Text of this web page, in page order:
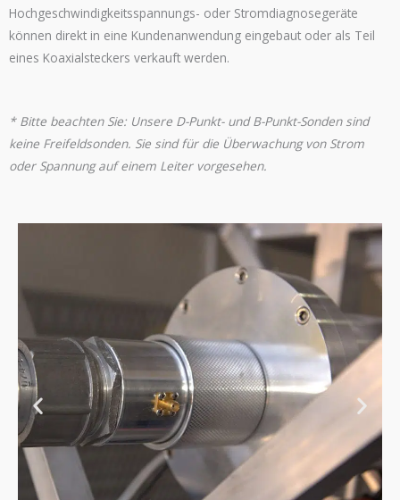
Hochgeschwindigkeitsspannungs- oder Stromdiagnosegeräte
können direkt in eine Kundenanwendung eingebaut oder als Teil
eines Koaxialsteckers verkauft werden.
* Bitte beachten Sie: Unsere D-Punkt- und B-Punkt-Sonden sind
keine Freifeldsonden. Sie sind für die Überwachung von Strom
oder Spannung auf einem Leiter vorgesehen.